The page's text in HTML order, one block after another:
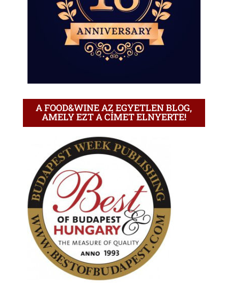
A FOOD&WINE AZ EGYETLEN BLOG,
AMELY EZT A CÍMET ELNYERTE!